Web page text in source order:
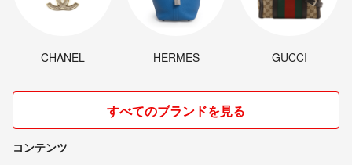
CHANEL HERMES GUCCI
すべてのブランドを見る
コンテンツ